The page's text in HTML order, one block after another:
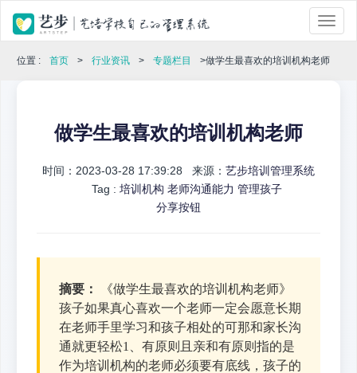
位置 : 首页 > 行业资讯 > 专题栏目 >做学生最喜欢的培训机构老师
做学生最喜欢的培训机构老师
时间：2023-03-28 17:39:28 来源： 艺步培训管理系统
Tag : 培训机构 老师沟通能力 管理孩子
分享按钮
摘要：
《做学生最喜欢的培训机构老师》
孩子如果真心喜欢一个老师一定会愿意长期
在老师手里学习和孩子相处的可那和家长沟
通就更轻松1、有原则且亲和有原则指的是
作为培训机构的老师必须要有底线，孩子的